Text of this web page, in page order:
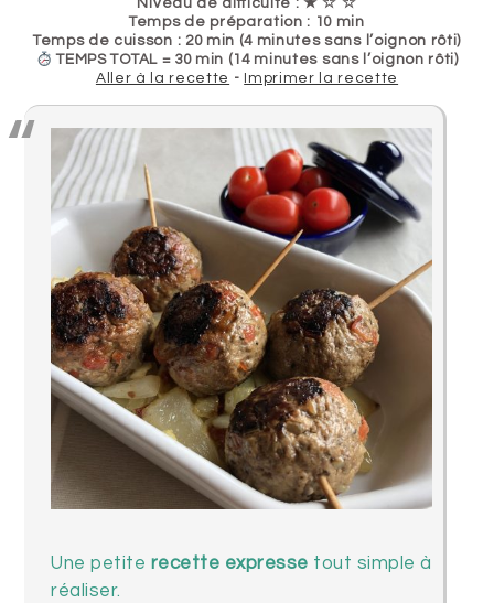
Niveau de difficulté : ★ ☆ ☆
Temps de préparation : 10 min
Temps de cuisson : 20 min (4 minutes sans l’oignon rôti)
TEMPS TOTAL = 30 min (14 minutes sans l’oignon rôti)
Aller à la recette - Imprimer la recette
Une petite recette expresse tout simple à
réaliser.